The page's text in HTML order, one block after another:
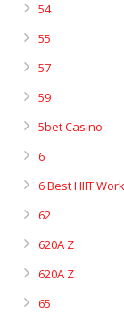
54
55
57
59
5bet Casino
6
6 Best HIIT
62
620A Z
620A Z
65